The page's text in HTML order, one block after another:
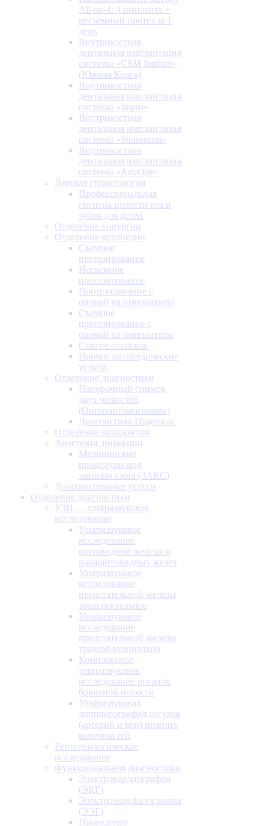
All-on-4: 4 импланта +
несъёмный протез за 1
день
Внутрикостная
дентальная имплантация
системы «CSM Implant»
(Южная Корея)
Внутрикостная
дентальная имплантация
системы «Impro»
Внутрикостная
дентальная имплантация
системы «Straumann»
Внутрикостная
дентальная имплантация
системы «AnyOne»
Детская стоматология
Профессиональная
гигиена полости рта и
зубов для детей
Отделение хирургии
Отделение ортопедии
Съемное
протезирование
Несъемное
протезирование
Протезирование с
опорой на имплантаты
Съемное
протезирование с
опорой на имплантаты
Снятие оттисков
Прочие ортопедические
услуги
Отделение диагностики
Панорамный снимок
двух челюстей
(Ортопантомограмма)
Диагностика Diagnocat
Отделение ортодонтии
Анестезия, инъекции
Медицинские
процедуры под
закисью азота (ЗАКС)
Дополнительные услуги
Отделение диагностики
УЗИ — ультразвуковое
исследование
Ультразвуковое
исследование
щитовидной железы и
паращитовидных желез
Ультразвуковое
исследование
предстательной железы
трансректальное
Ультразвуковое
исследование
предстательной железы
трансабдоминально
Комплексное
ультразвуковое
исследование органов
брюшной полости
Ультразвуковая
допплерография сосудов
(артерий и вен) нижних
конечностей
Рентгенологическое
исследование
Функциональная диагностика
Электрокардиография
(ЭКГ)
Электроэнцефалограмма
(ЭЭГ)
Проведение